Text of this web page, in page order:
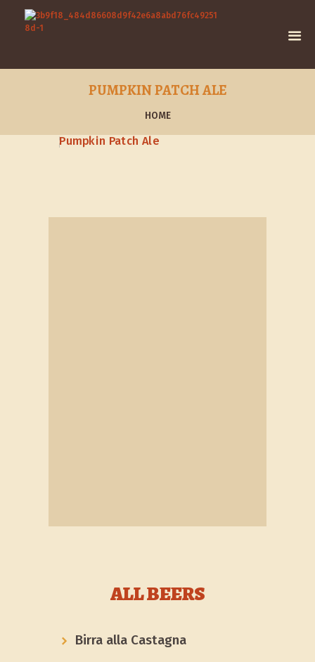
PUMPKIN PATCH ALE
HOME
ALL BEERS
Birra alla Castagna